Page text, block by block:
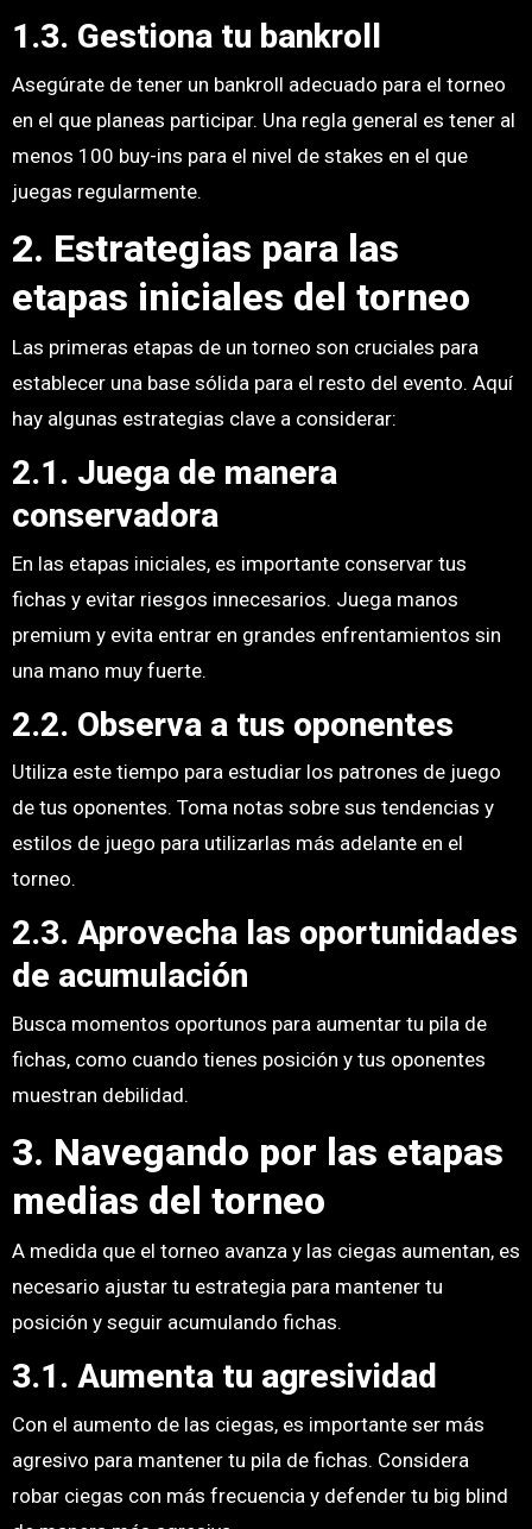
1.3. Gestiona tu bankroll
Asegúrate de tener un bankroll adecuado para el torneo
en el que planeas participar. Una regla general es tener al
menos 100 buy-ins para el nivel de stakes en el que
juegas regularmente.
2. Estrategias para las
etapas iniciales del torneo
Las primeras etapas de un torneo son cruciales para
establecer una base sólida para el resto del evento. Aquí
hay algunas estrategias clave a considerar:
2.1. Juega de manera
conservadora
En las etapas iniciales, es importante conservar tus
fichas y evitar riesgos innecesarios. Juega manos
premium y evita entrar en grandes enfrentamientos sin
una mano muy fuerte.
2.2. Observa a tus oponentes
Utiliza este tiempo para estudiar los patrones de juego
de tus oponentes. Toma notas sobre sus tendencias y
estilos de juego para utilizarlas más adelante en el
torneo.
2.3. Aprovecha las oportunidades
de acumulación
Busca momentos oportunos para aumentar tu pila de
fichas, como cuando tienes posición y tus oponentes
muestran debilidad.
3. Navegando por las etapas
medias del torneo
A medida que el torneo avanza y las ciegas aumentan, es
necesario ajustar tu estrategia para mantener tu
posición y seguir acumulando fichas.
3.1. Aumenta tu agresividad
Con el aumento de las ciegas, es importante ser más
agresivo para mantener tu pila de fichas. Considera
robar ciegas con más frecuencia y defender tu big blind